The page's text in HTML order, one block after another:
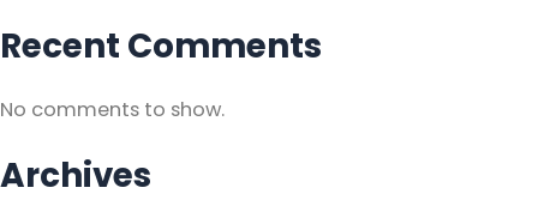
Recent Comments
No comments to show.
Archives